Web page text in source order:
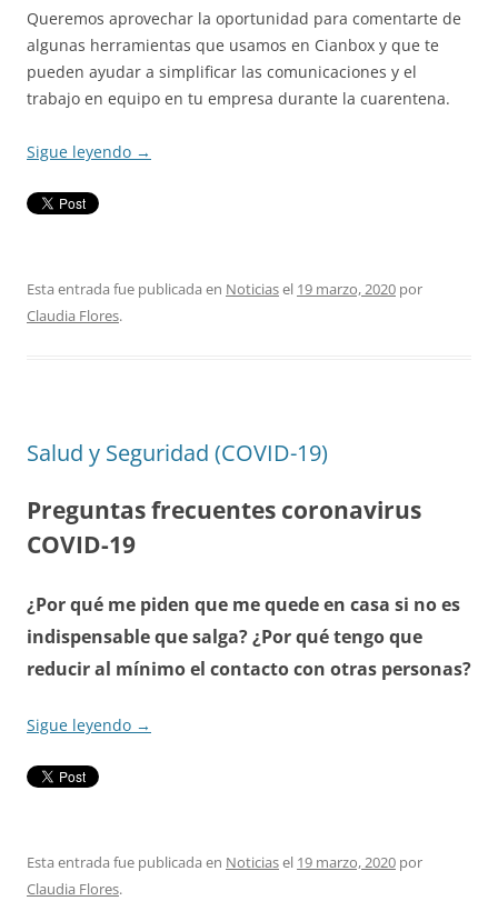
Queremos aprovechar la oportunidad para comentarte de
algunas herramientas que usamos en Cianbox y que te
pueden ayudar a simplificar las comunicaciones y el
trabajo en equipo en tu empresa durante la cuarentena.
Sigue leyendo →
Esta entrada fue publicada en Noticiasel 19 marzo, 2020 por
Claudia Flores.
Salud y Seguridad (COVID-19)
Preguntas frecuentes coronavirus
COVID-19
¿Por qué me piden que me quede en casa si no es
indispensable que salga? ¿Por qué tengo que
reducir al mínimo el contacto con otras personas?
Sigue leyendo →
Esta entrada fue publicada en Noticiasel 19 marzo, 2020 por
Claudia Flores.